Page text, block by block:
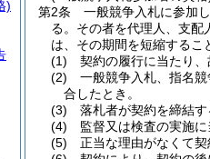
第2条
一般競争入札に参加
る。 その者を代理人、支配
は、その期間を短縮するこ
(1)
契約の履行に当たり
(2)
一般競争入札、指名
合したとき。
(3)
落札者が契約を締結
(4)
監督又は検査の実施
(5)
正当な理由がなくて契
)